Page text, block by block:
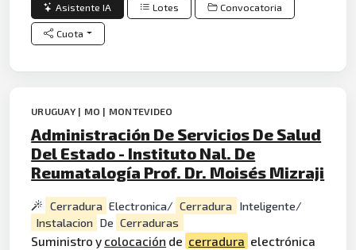
Asistente IA Lotes Convocatoria
Cuota
URUGUAY | MO | MONTEVIDEO
Administración De Servicios De Salud
Del Estado - Instituto Nal. De
Reumatalogía Prof. Dr. Moisés Mizraji
Cerradura Electronica/ Cerradura Inteligente/
Instalacion De Cerraduras
Suministro y colocación de cerradura electrónica